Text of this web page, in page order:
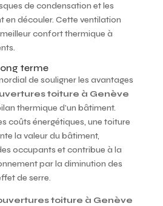
de condensation et les
en découler. Cette ventilation
confort thermique à
terme
de souligner les avantages
toiture à Genève
thermique d’un bâtiment.
coûts énergétiques, une toiture
la valeur du bâtiment,
occupants et contribue à la
par la diminution des
de serre.
toiture à Genève